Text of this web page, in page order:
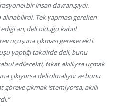
bir insan davranışıydı.
Tek yapması gereken
an, deli olduğu kabul
uçuşuna çıkması gerekecekti.
yaptığı takdirde deli, bunu
edilecekti, fakat akıllıysa uçmak
çıkıyorsa deli olmalıydı ve bunu
çıkmak istemiyorsa, akıllı